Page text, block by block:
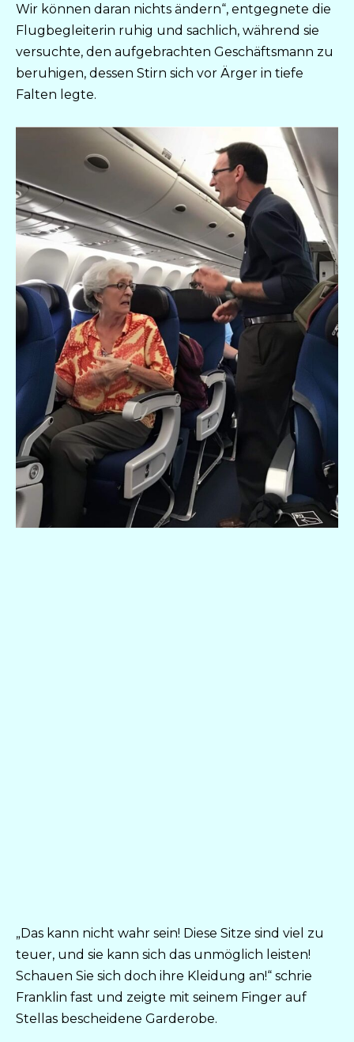
Wir können daran nichts ändern“, entgegnete die
Flugbegleiterin ruhig und sachlich, während sie
versuchte, den aufgebrachten Geschäftsmann zu
beruhigen, dessen Stirn sich vor Ärger in tiefe
Falten legte.
„Das kann nicht wahr sein! Diese Sitze sind viel zu
teuer, und sie kann sich das unmöglich leisten!
Schauen Sie sich doch ihre Kleidung an!“ schrie
Franklin fast und zeigte mit seinem Finger auf
Stellas bescheidene Garderobe.